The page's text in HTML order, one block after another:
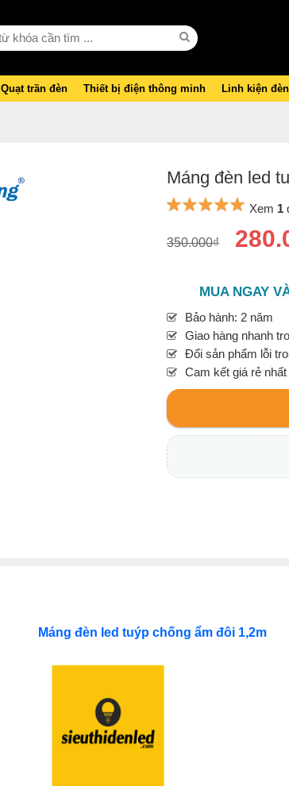
Quạt trần đèn Thiết bị điện thông minh Linh kiện
Máng đèn led
Xem 1
350.000₫
MUA NGAY
Bảo hành: 2 năm
Giao hàng nhanh
Đổi sản phẩm lỗi
Cam kết giá rẻ nhất
Máng đèn led tuýp chống ẩm đôi 1,2m